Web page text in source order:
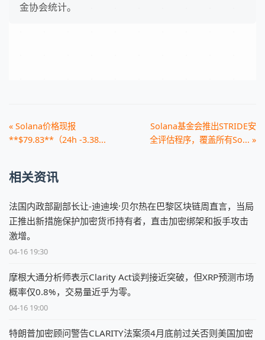
金协会统计。
« Solana价格现报
**$79.83**（24h -3.38...
Solana基金会推出STRIDE安
全评估程序，覆盖所有So... »
相关资讯
法国内政部副部长让-迪迪埃·贝尔热在巴黎区块链周直言，当局
正推出新措施保护加密货币持有者，直击加密绑架和扳手攻击
激增。
04-16 19:30
摩根大通分析师表示Clarity Act谈判接近突破，但XRP预测市场
概率仅0.8%，交易量近乎为零。
04-16 19:00
特朗普加密顾问警告CLARITY法案须4月底前过关否则美国加密